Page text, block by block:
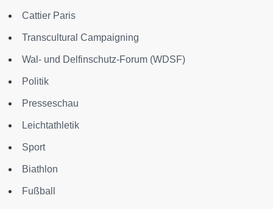
Cattier Paris
Transcultural Campaigning
Wal- und Delfinschutz-Forum (WDSF)
Politik
Presseschau
Leichtathletik
Sport
Biathlon
Fußball